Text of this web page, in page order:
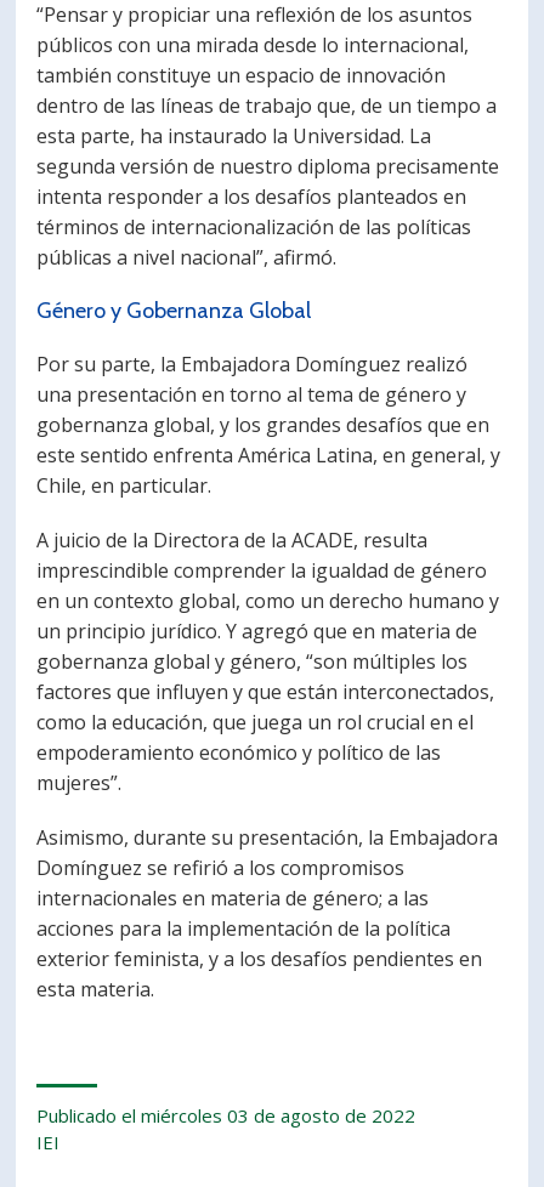
“Pensar y propiciar una reflexión de los asuntos
públicos con una mirada desde lo internacional,
también constituye un espacio de innovación
dentro de las líneas de trabajo que, de un tiempo a
esta parte, ha instaurado la Universidad. La
segunda versión de nuestro diploma precisamente
intenta responder a los desafíos planteados en
términos de internacionalización de las políticas
públicas a nivel nacional”, afirmó.
Género y Gobernanza Global
Por su parte, la Embajadora Domínguez realizó
una presentación en torno al tema de género y
gobernanza global, y los grandes desafíos que en
este sentido enfrenta América Latina, en general, y
Chile, en particular.
A juicio de la Directora de la ACADE, resulta
imprescindible comprender la igualdad de género
en un contexto global, como un derecho humano y
un principio jurídico. Y agregó que en materia de
gobernanza global y género, “son múltiples los
factores que influyen y que están interconectados,
como la educación, que juega un rol crucial en el
empoderamiento económico y político de las
mujeres”.
Asimismo, durante su presentación, la Embajadora
Domínguez se refirió a los compromisos
internacionales en materia de género; a las
acciones para la implementación de la política
exterior feminista, y a los desafíos pendientes en
esta materia.
Publicado el miércoles 03 de agosto de 2022
IEI